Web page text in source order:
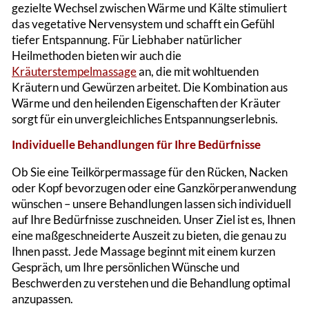
gezielte Wechsel zwischen Wärme und Kälte stimuliert
das vegetative Nervensystem und schafft ein Gefühl
tiefer Entspannung​. Für Liebhaber natürlicher
Heilmethoden bieten wir auch die
Kräuterstempelmassagean, die mit wohltuenden
Kräutern und Gewürzen arbeitet. Die Kombination aus
Wärme und den heilenden Eigenschaften der Kräuter
sorgt für ein unvergleichliches Entspannungserlebnis​.
Individuelle Behandlungen für Ihre Bedürfnisse
Ob Sie eine Teilkörpermassage für den Rücken, Nacken
oder Kopf bevorzugen oder eine Ganzkörperanwendung
wünschen – unsere Behandlungen lassen sich individuell
auf Ihre Bedürfnisse zuschneiden. Unser Ziel ist es, Ihnen
eine maßgeschneiderte Auszeit zu bieten, die genau zu
Ihnen passt. Jede Massage beginnt mit einem kurzen
Gespräch, um Ihre persönlichen Wünsche und
Beschwerden zu verstehen und die Behandlung optimal
anzupassen​.